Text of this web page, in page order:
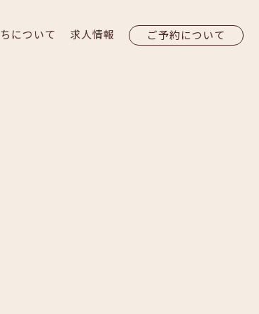
について 求人情報 ご予約について